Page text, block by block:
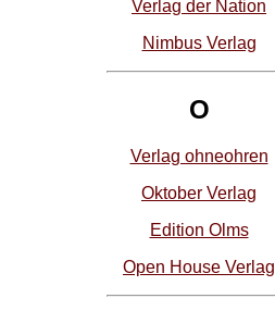
Verlag der Nation
Nimbus Verlag
O
Verlag ohneohren
Oktober Verlag
Edition Olms
Open House Verlag